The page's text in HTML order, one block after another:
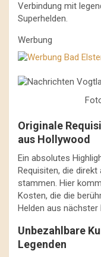
Verbindung mit
Superhelden.
Werbung
Originale
aus Hollywood
Ein absolutes
Requisiten, die
stammen. Hier
Kosten, die die
Helden aus
Unbezahlbare
Legenden